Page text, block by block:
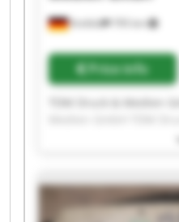
Krefeld 795 km
Price info
Druck & Medien GmbH
Medien GmbH TDM
Druck & Medien GmbH
GmbH TDM Druck &